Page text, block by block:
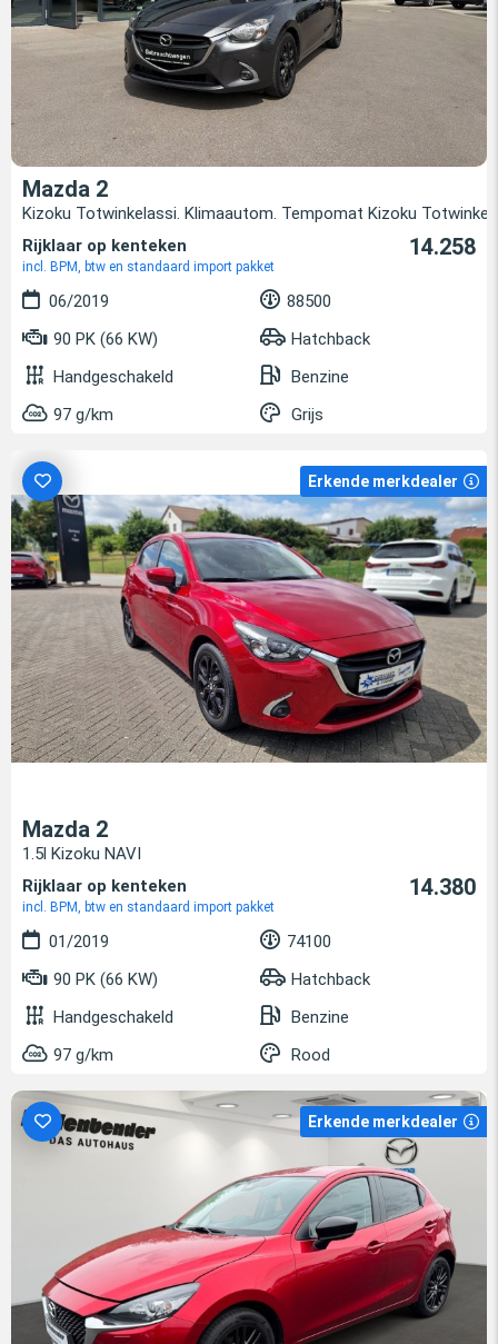
Mazda 2
Kizoku Totwinkelassi. Klimaautom. Tempomat Kizoku
Rijklaar op kenteken
incl. BPM, btw en standaard import pakket
14.258
06/2019
88500
90 PK (66 KW)
Hatchback
Handgeschakeld
Benzine
97 g/km
Grijs
Erkende merkdealer
Mazda 2
1.5l Kizoku NAVI
Rijklaar op kenteken
incl. BPM, btw en standaard import pakket
14.380
01/2019
74100
90 PK (66 KW)
Hatchback
Handgeschakeld
Benzine
97 g/km
Rood
Erkende merkdealer